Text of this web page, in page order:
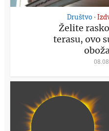
Društvo •
Želite
terasu, ovo